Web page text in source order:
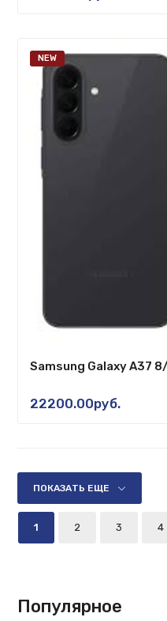
NEW
Samsung Galaxy A37
22200.00руб.
ПОКАЗАТЬ ЕЩЕ
1 2 3 4
Популярное